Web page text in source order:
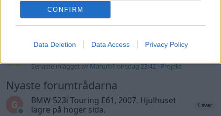
CONFIRM
Data Deletion Data Access Privacy Policy
Senaste inlägget av
Senaste inlägget avMarurb1 onsdag 23:42iProjekt
Nyaste forumtrådarna
BMW 523i Touring E61, 2007. Hjulhuset
lägre på höger sida.
1 svar